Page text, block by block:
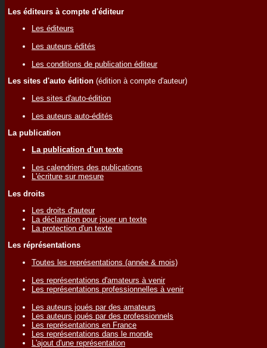
Les éditeurs à compte d'éditeur
Les éditeurs
Les auteurs édités
Les conditions de publication éditeur
Les sites d'auto édition (édition à compte d'auteur)
Les sites d'auto-édition
Les auteurs auto-édités
La publication
La publication d'un texte
Les calendriers des publications
L'écriture sur mesure
Les droits
Les droits d'auteur
La déclaration pour jouer un texte
La protection d'un texte
Les réprésentations
Toutes les représentations (année & mois)
Les représentations d'amateurs à venir
Les représentations professionnelles à venir
Les auteurs joués par des amateurs
Les auteurs joués par des professionnels
Les représentations en France
Les représentations dans le monde
L'ajout d'une représentation